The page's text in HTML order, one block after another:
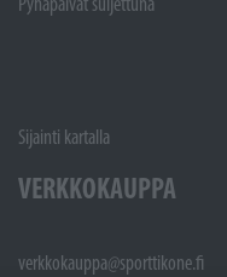
Sijainti kartalla
VERKKOKAUPPA
verkkokauppa@sporttikone.fi